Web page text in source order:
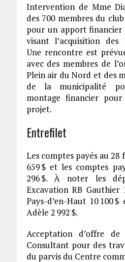
Intervention de Mme
des 700 membres du
pour un apport
visant l’acquisition des
Une rencontre est
avec des membres de
Plein air du Nord et des
de la municipalité
montage financier
projet.
Entrefilet
Les comptes payés au 28
659 $ et les comptes
296 $. À noter les
Excavation RB Gauthier
Pays-d’en-Haut 10 100
Adèle 2 992 $.
Acceptation d’offre
Consultant pour des
du parvis du Centre